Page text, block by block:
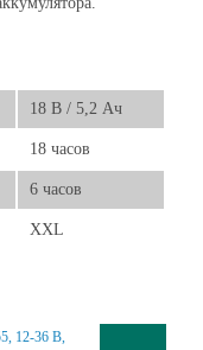
18 В / 5,2 Ач
18 часов
6 часов
XXL
12-36 В,